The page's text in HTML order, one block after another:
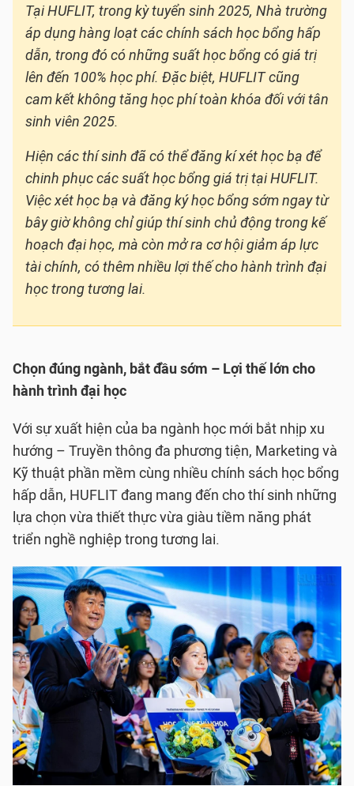
Tại HUFLIT, trong kỳ tuyển sinh 2025, Nhà trường
áp dụng hàng loạt các chính sách học bổng hấp
dẫn, trong đó có những suất học bổng có giá trị
lên đến 100% học phí. Đặc biệt, HUFLIT cũng
cam kết không tăng học phí toàn khóa đối với tân
sinh viên 2025.
Hiện các thí sinh đã có thể đăng kí xét học bạ để
chinh phục các suất học bổng giá trị tại HUFLIT.
Việc xét học bạ và đăng ký học bổng sớm ngay từ
bây giờ không chỉ giúp thí sinh chủ động trong kế
hoạch đại học, mà còn mở ra cơ hội giảm áp lực
tài chính, có thêm nhiều lợi thế cho hành trình đại
học trong tương lai.
Chọn đúng ngành, bắt đầu sớm – Lợi thế lớn cho
hành trình đại học
Với sự xuất hiện của ba ngành học mới bắt nhịp xu
hướng – Truyền thông đa phương tiện, Marketing và
Kỹ thuật phần mềm cùng nhiều chính sách học bổng
hấp dẫn, HUFLIT đang mang đến cho thí sinh những
lựa chọn vừa thiết thực vừa giàu tiềm năng phát
triển nghề nghiệp trong tương lai.